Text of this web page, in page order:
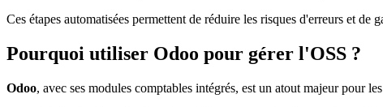
Ces étapes automatisées permettent de réduire les risques d'erreurs et de
Pourquoi utiliser Odoo pour gérer l'OSS ?
Odoo, avec ses modules comptables intégrés, est un atout majeur pour